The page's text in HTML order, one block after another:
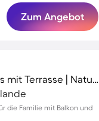
Zum Angebot
Familienfreundliches Ferienhaus mit Terrasse | Naturblick | Perfekt für die Arbeit von Zuhause
die Familie mit Balkon und